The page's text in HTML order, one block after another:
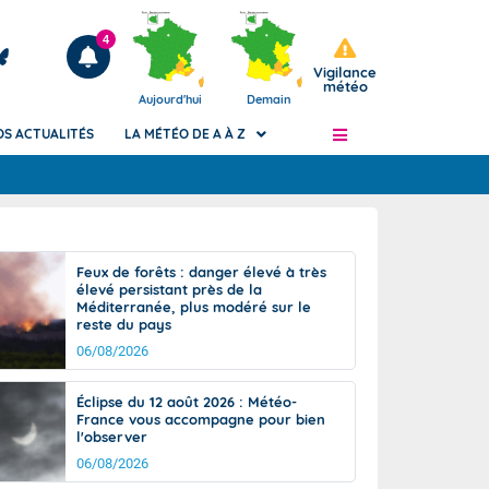
Articles
4
Aujourd'hui Demain
Vigilance
météo
de
Phénomènes dangereux de J+2 à J+7
Avertissement pluies intenses à l'échelle
des communes (Apic)
Bulletins Marine
d'avalanche
Météo des forêts
Vigicrues
ACTUALITÉS LA MÉTÉO DE A À Z
Feux de forêts : danger élevé à très
élevé persistant près de la
Méditerranée, plus modéré sur le
reste du pays
06/08/2026
Éclipse du 12 août 2026 : Météo-
France vous accompagne pour bien
l'observer
06/08/2026